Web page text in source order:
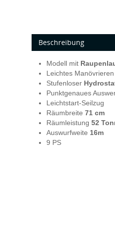
Beschreibung
Modell mit
Leichtes
Stufenloser
Punktgenaues
Leichtstart-Seilzug
Räumbreite 71 cm
Räumleistung 52
Auswurfweite 16m
9 PS